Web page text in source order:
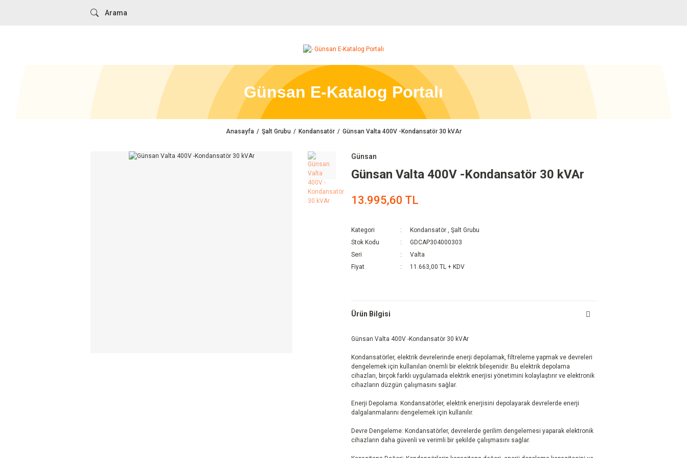
Günsan E-Katalog Portalı
Anasayfa Şalt Grubu Kondansatör Günsan Valta 400V -Kondansatör 30 kVAr
Günsan
Günsan Valta 400V -Kondansatör 30 kVAr
13.995,60 TL
Kategori Kondansatör , Şalt Grubu
Stok Kodu
GDCAP304000303
Seri
Valta
Fiyat
11.663,00 TL + KDV
Ürün Bilgisi
Günsan Valta 400V -Kondansatör 30 kVAr
Kondansatörler, elektrik devrelerinde enerji depolamak, filtreleme yapmak ve devreleri
dengelemek için kullanılan önemli bir elektrik bileşenidir. Bu elektrik depolama
cihazları, birçok farklı uygulamada elektrik enerjisi yönetimini kolaylaştırır ve elektronik
cihazların düzgün çalışmasını sağlar.
Enerji Depolama: Kondansatörler, elektrik enerjisini depolayarak devrelerde enerji
dalgalanmalarını dengelemek için kullanılır.
Devre Dengeleme: Kondansatörler, devrelerde gerilim dengelemesi yaparak elektronik
cihazların daha güvenli ve verimli bir şekilde çalışmasını sağlar.